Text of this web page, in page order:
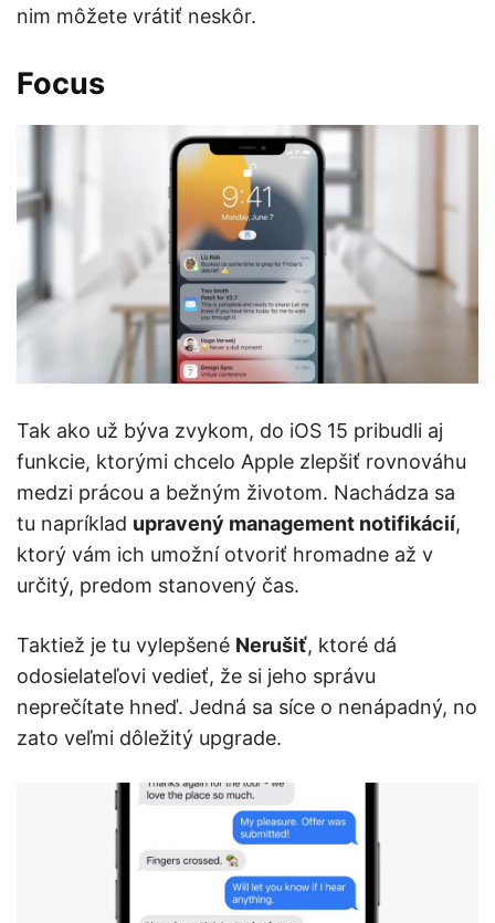
nim môžete vrátiť neskôr.
Focus
Tak ako už býva zvykom, do iOS 15 pribudli aj
funkcie, ktorými chcelo Apple zlepšiť rovnováhu
medzi prácou a bežným životom. Nachádza sa
tu napríklad upravený management notifikácií,
ktorý vám ich umožní otvoriť hromadne až v
určitý, predom stanovený čas.
Taktiež je tu vylepšené Nerušiť, ktoré dá
odosielateľovi vedieť, že si jeho správu
neprečítate hneď. Jedná sa síce o nenápadný, no
zato veľmi dôležitý upgrade.